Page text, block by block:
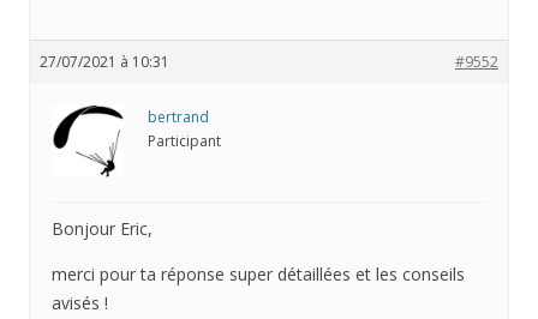
27/07/2021 à 10:31 #9552
bertrand
Participant
Bonjour Eric,
merci pour ta réponse super détaillées et les conseils
avisés !